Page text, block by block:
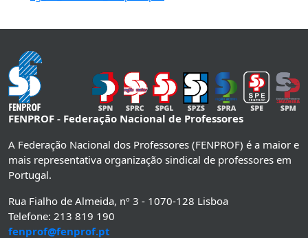
FENPROF - Federação Nacional de Professores
A Federação Nacional dos Professores (FENPROF) é a maior e
mais representativa organização sindical de professores em
Portugal.
Rua Fialho de Almeida, nº 3 - 1070-128 Lisboa
Telefone: 213 819 190
fenprof@fenprof.pt